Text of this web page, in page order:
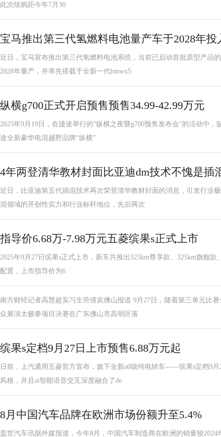
此次续购距今年7月30
宝马推出第三代氢燃料电池量产车于2028年投
近日，宝马宣布推出第三代氢燃料电池系统，当前已启动首批原型产品
2028年量产，并率先搭载于全新一代bmwx5
纵横g700正式开启预售预售34.99-42.99万元
2025年9月19日，在捷途举行的“纵横之夜暨g700预售发布会”的活动中，
途全新豪华电混越野品牌“纵横”
4年两登清华教材封面比亚迪dm技术不愧是插
近日，比亚迪第五代插混技术再次荣登清华教材封面的消息，引发行业
混领域的开创性实力和行业标杆地位，先后两次
指导价6.68万-7.98万元五菱缤果s正式上市
2025年9月27日缤果s正式上市，新车共推出325km尊享款、325km旗舰款
配置，上市指导价为6
南方财经记者高慧超实习生劳倩岚佛山报道 9月27日，随着第三单元比
众展演太极拳项目决赛在广东佛山市高明区落
缤果s定档9月27日上市预售6.88万元起
日前，上汽通用五菱官方宣布，旗下全新a0级纯电轿车——缤果s定档9
风格，并且ai智能语音交互深度融合了de
8月中国汽车品牌在欧洲市场份额升至5.4%
盖世汽车讯据外媒报道，今年8月，中国汽车制造商在欧洲的销量较